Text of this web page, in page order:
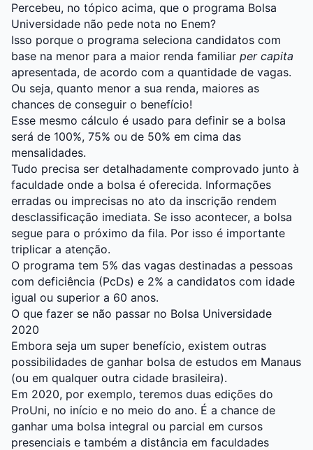
Percebeu, no tópico acima, que o programa Bolsa
Universidade não pede nota no Enem?
Isso porque o programa seleciona candidatos com
base na menor para a maior renda familiar per capita
apresentada, de acordo com a quantidade de vagas.
Ou seja, quanto menor a sua renda, maiores as
chances de conseguir o benefício!
Esse mesmo cálculo é usado para definir se a bolsa
será de 100%, 75% ou de 50% em cima das
mensalidades.
Tudo precisa ser detalhadamente comprovado junto à
faculdade onde a bolsa é oferecida. Informações
erradas ou imprecisas no ato da inscrição rendem
desclassificação imediata. Se isso acontecer, a bolsa
segue para o próximo da fila. Por isso é importante
triplicar a atenção.
O programa tem 5% das vagas destinadas a pessoas
com deficiência (PcDs) e 2% a candidatos com idade
igual ou superior a 60 anos.
O que fazer se não passar no Bolsa Universidade
2020
Embora seja um super benefício, existem outras
possibilidades de ganhar bolsa de estudos em Manaus
(ou em qualquer outra cidade brasileira).
Em 2020, por exemplo, teremos duas edições do
ProUni, no início e no meio do ano. É a chance de
ganhar uma bolsa integral ou parcial em cursos
presenciais e também a distância em faculdades